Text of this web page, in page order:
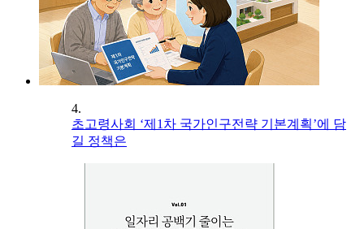
4.
초고령사회 ‘제1차 국가인구전략 기본계획’에 담
길 정책은